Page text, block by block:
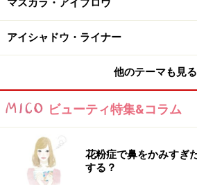
透明感ある美白肌を目指す
3.SK-II ジェノプティクス スポット
使い続けて未来の肌が楽しみに
数ある美白化粧品の中でも、ブラ
一品。朝晩使えるので、アグレッ
おすすめです。夜塗布して寝ると
マスカラ・アイブロウ
アイシャドウ・ライナー
他のテーマも見る
ビューティ特集&コラム
花粉症で鼻をかみすぎ
する？